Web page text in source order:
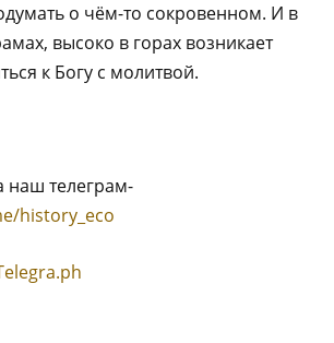
о чём-то сокровенном. И в
высоко в горах возникает
к Богу с молитвой.
наш телеграм-
history_eco